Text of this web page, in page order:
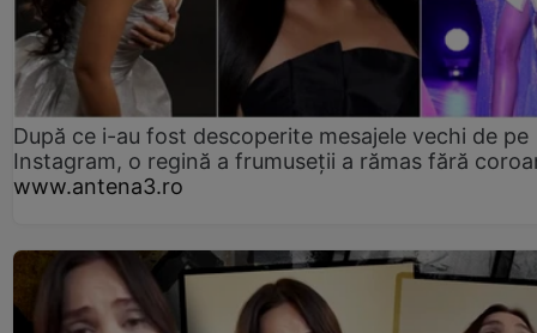
După ce i-au fost descoperite mesajele vechi de pe
Instagram, o regină a frumuseții a rămas fără
www.antena3.ro